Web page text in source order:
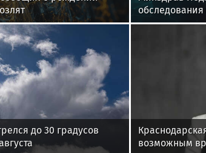
обследования
до 30 градусов
возможным